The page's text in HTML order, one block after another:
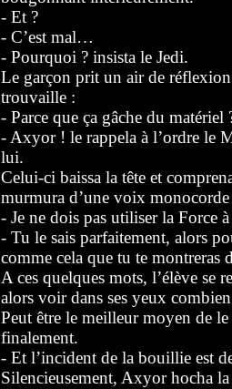
- Et ?
- C’est mal…
- Pourquoi ? insista le Jedi.
Le garçon prit un air de
trouvaille :
- Parce que ça gâche du matériel
- Axyor ! le rappela à l’ordre le
lui.
Celui-ci baissa la tête et
murmura d’une voix
- Je ne dois pas utiliser la Force
- Tu le sais parfaitement, alors
comme cela que tu te montreras
A ces quelques mots, l’élève se
alors voir dans ses yeux
Peut être le meilleur moyen de
finalement.
- Et l’incident de la bouillie est
Silencieusement, Axyor hocha